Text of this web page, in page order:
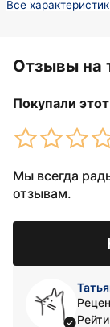
Все
Отзывы на
Покупали
Мы всегда
отзывам.